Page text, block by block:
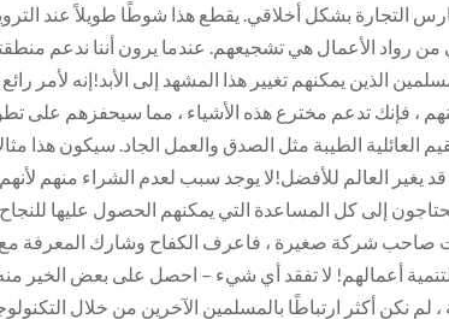
التجارة بشكل أخلاقي. يقطع هذا شوطًا طويلاً عند
من رواد الأعمال هي تشجيعهم. عندما يرون أننا ندعم
الذين يمكنهم تغيير هذا المشهد إلى الأبد!إنه لأمر
، فإنك تدعم مخترع هذه الأشياء ، مما سيحفزهم على
العائلية الطيبة مثل الصدق والعمل الجاد. سيكون هذا
قد يغير العالم للأفضل!لا يوجد سبب لعدم الشراء منهم
إلى كل المساعدة التي يمكنهم الحصول عليها
صاحب شركة صغيرة ، فاعرف الكفاح وشارك المعرفة مع
أعمالهم! لا تفقد أي شيء – احصل على بعض الخير منه
نكن أكثر ارتباطًا بالمسلمين الآخرين من خلال